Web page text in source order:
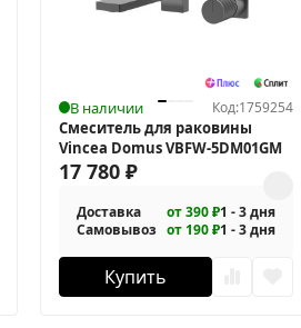
В наличии Код:1759254
Смеситель для раковины
Vincea Domus VBFW-5DM01GM
17 780 ₽
Доставка от 390 ₽1 - 3 дня
Самовывоз от 190 ₽1 - 3 дня
Купить